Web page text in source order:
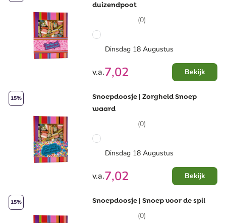
Op deze pagina zie je wat voor snoepgoed wij bedrukken met
logo, tekst of een eigen ontwerp. Filter heel eenvoudig op het type
snoepgoed, de inhoud en/of het merk. Natuurlijk bedrukken we
ook snoepgoed voor speciale gelegenheden, zoals ​paaschocolade
sinterklaaschocolade
. Ontdek het aanbod en verras je
medewerkers, klanten of relaties met wat lekkers!
duizendpoot
(0)
Dinsdag 18 Augustus
v.a.7,02 Bekijk
15%
Snoepdoosje | Zorgheld Snoep
waard
(0)
Dinsdag 18 Augustus
v.a.7,02 Bekijk
15% Snoepdoosje | Snoep voor de spil
(0)